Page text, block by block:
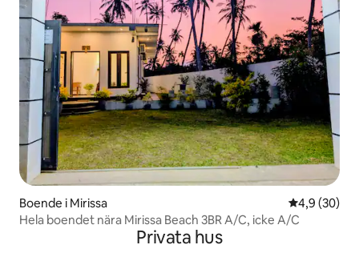
Boende i Mirissa 4,9 av 5 i
4,9 (30)
Hela boendet nära Mirissa Beach 3BR A/C, icke A/C
Privata hus